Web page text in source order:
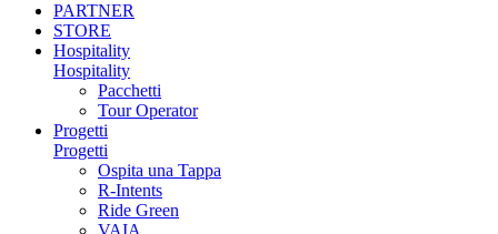
PARTNER
STORE
Hospitality
Hospitality
Pacchetti
Tour Operator
Progetti
Progetti
Ospita una Tappa
R-Intents
Ride Green
VAIA